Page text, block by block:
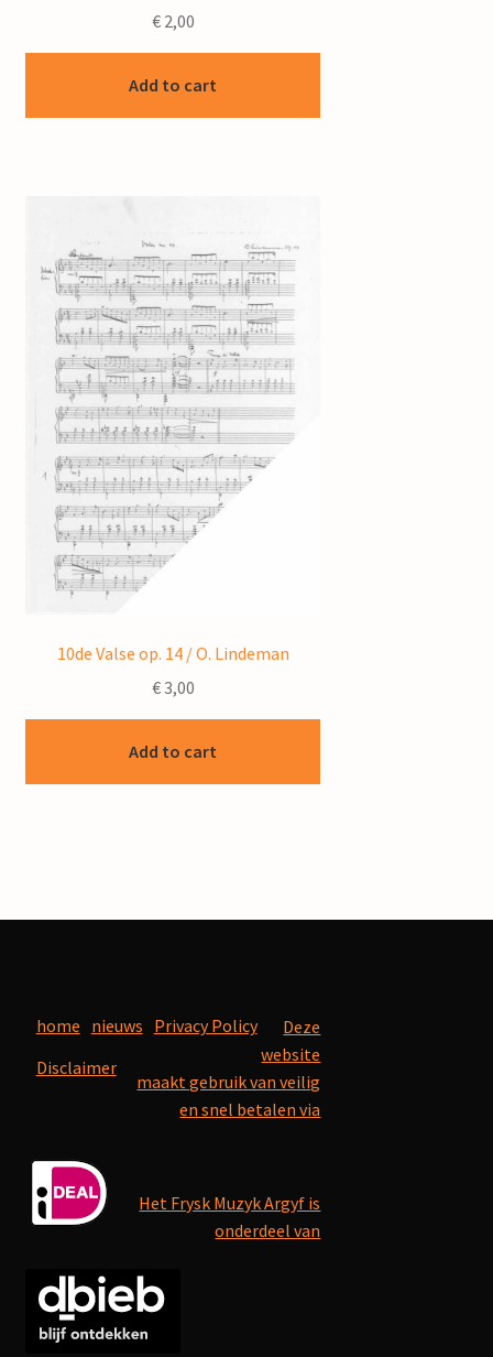
€2,00
Add to cart
10de Valse op. 14 / O. Lindeman
€3,00
Add to cart
home nieuws Privacy Policy
Disclaimer
Deze
website
maakt gebruik van veilig
en snel betalen via
Het Frysk Muzyk Argyf is
onderdeel van